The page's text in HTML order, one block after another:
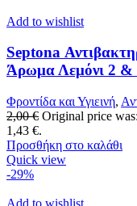
Add to wishlist
Septona
Άρωμα Λεμόνι 2 &
Φροντίδα και Υγιεινή,
2,00€ Original price
1,43 €.
Προσθήκη στο καλάθι
Quick view
-29%